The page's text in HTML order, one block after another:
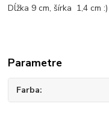
Dĺžka 9 cm, šírka 1,4 cm :)
Parametre
Farba